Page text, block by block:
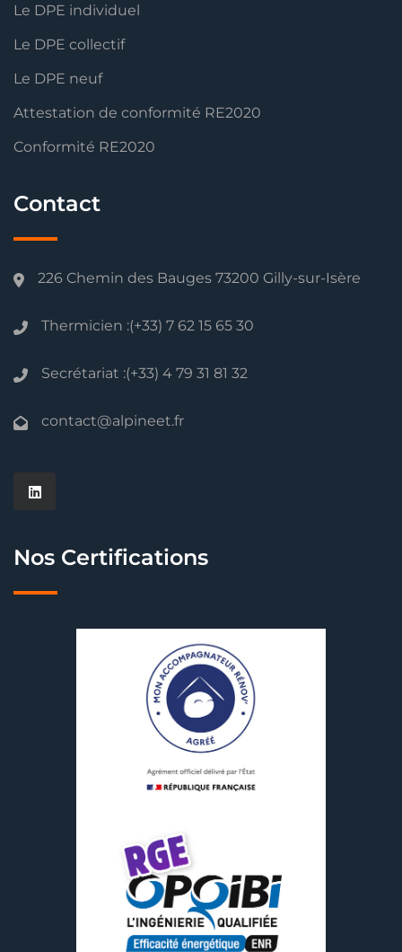
Le DPE individuel
Le DPE collectif
Le DPE neuf
Attestation de conformité RE2020
Conformité RE2020
Contact
226 Chemin des Bauges 73200 Gilly-sur-Isère
Thermicien :(+33) 7 62 15 65 30
Secrétariat :(+33) 4 79 31 81 32
contact@alpineet.fr
Nos Certifications